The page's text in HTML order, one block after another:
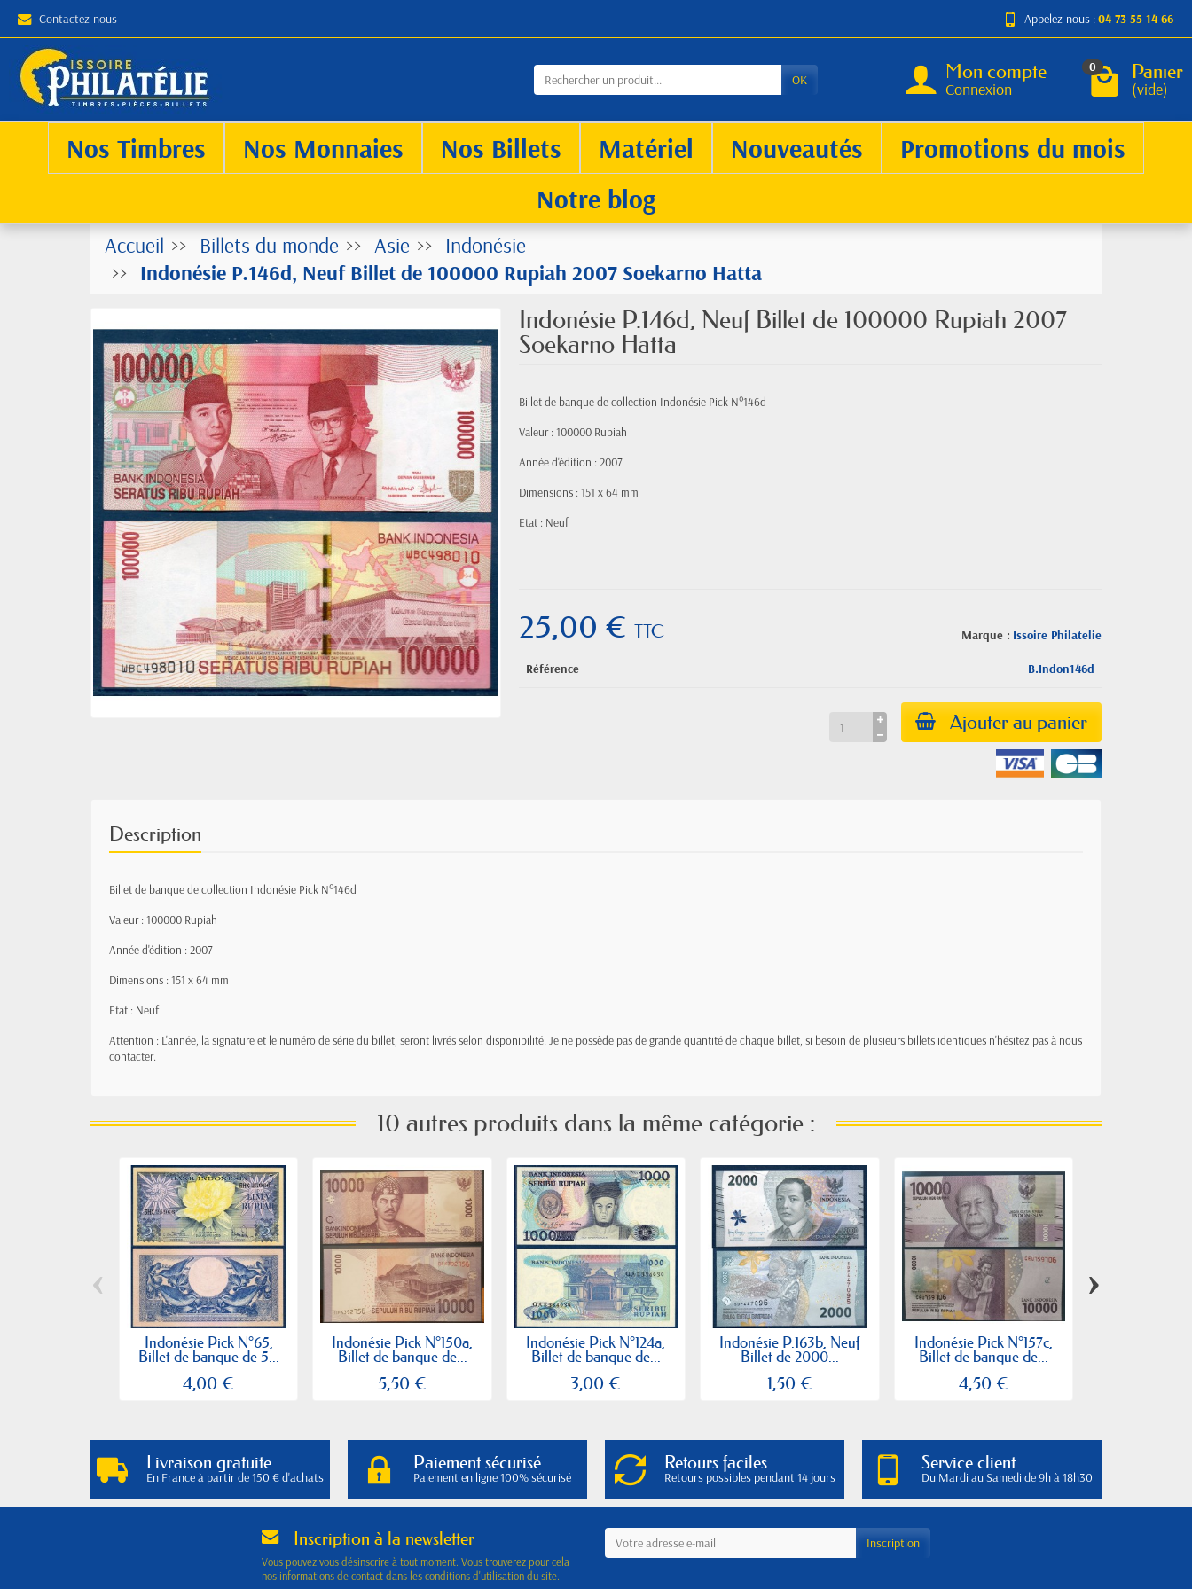
Contactez-nous Appelez-nous :04 73 55 14 66
OK Mon compte
Connexion
0 Panier
(vide)
Nos Timbres Nos Monnaies Nos Billets Matériel Nouveautés
Promotions du mois
Notre blog
Accueil Billets du monde Asie
Indonésie
Indonésie P.146d, Neuf Billet de 100000 Rupiah 2007 Soekarno Hatta
Indonésie P.146d, Neuf Billet de 100000 Rupiah 2007
Soekarno Hatta
Billet de banque de collection Indonésie Pick N°146d
Valeur : 100000 Rupiah
Année d'édition : 2007
Dimensions : 151 x 64 mm
Etat : Neuf
Marque : Issoire Philatelie
25,00 €TTC
Référence B.Indon146d
Ajouter au panier
Description
Billet de banque de collection Indonésie Pick N°146d
Valeur : 100000 Rupiah
Année d'édition : 2007
Dimensions : 151 x 64 mm
Etat : Neuf
Attention : L'année, la signature et le numéro de série du billet, seront livrés selon disponibilité. Je ne possède pas de grande quantité de chaque billet, si besoin de plusieurs billets identiques n'hésitez pas à nous
contacter.
10 autres produits dans la même catégorie :
Indonésie Pick N°65,
Billet de banque de 5...
4,00 €
Indonésie Pick N°150a,
Billet de banque de...
5,50 €
Indonésie Pick N°124a,
Billet de banque de...
3,00 €
Indonésie P.163b, Neuf
Billet de 2000...
1,50 €
Indonésie Pick N°157c,
Billet de banque de...
4,50 €
‹ ›
Livraison gratuite
En France à partir de 150 € d'achats
Paiement sécurisé
Paiement en ligne 100% sécurisé
Retours faciles
Retours possibles pendant 14 jours
Service client
Du Mardi au Samedi de 9h à 18h30
Inscription à la newsletter
Vous pouvez vous désinscrire à tout moment. Vous trouverez pour cela
nos informations de contact dans les conditions d'utilisation du site.